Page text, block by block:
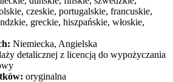
czeskie, portugalskie, francuskie,
greckie, hiszpańskie, włoskie,
Niemiecka, Angielska
detalicznej z licencją do wypożyczania
oryginalna